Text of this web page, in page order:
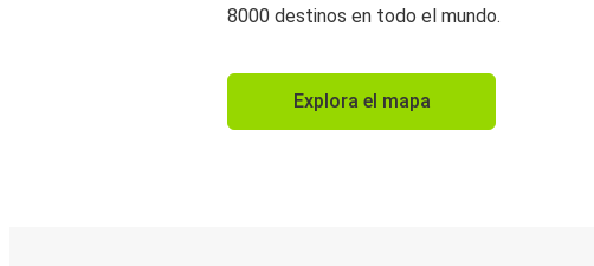
8000 destinos en todo el mundo.
Explora el mapa